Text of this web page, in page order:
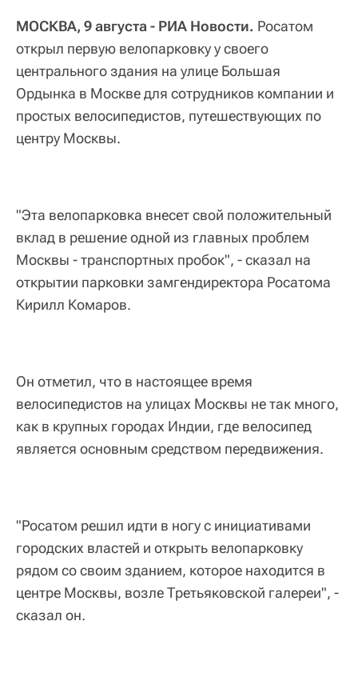
МОСКВА, 9 августа - РИА Новости. Росатом
открыл первую велопарковку у своего
центрального здания на улице Большая
Ордынка в Москве для сотрудников компании и
простых велосипедистов, путешествующих по
центру Москвы.
"Эта велопарковка внесет свой положительный
вклад в решение одной из главных проблем
Москвы - транспортных пробок", - сказал на
открытии парковки замгендиректора Росатома
Кирилл Комаров.
Он отметил, что в настоящее время
велосипедистов на улицах Москвы не так много,
как в крупных городах Индии, где велосипед
является основным средством передвижения.
"Росатом решил идти в ногу с инициативами
городских властей и открыть велопарковку
рядом со своим зданием, которое находится в
центре Москвы, возле Третьяковской галереи", -
сказал он.